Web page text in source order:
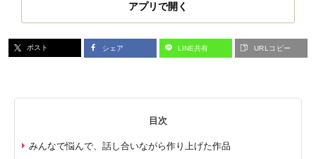
アプリで開く
ポスト シェア LINE共有 URLコピー
目次
みんなで悩んで、話し合いながら作り上げた作品